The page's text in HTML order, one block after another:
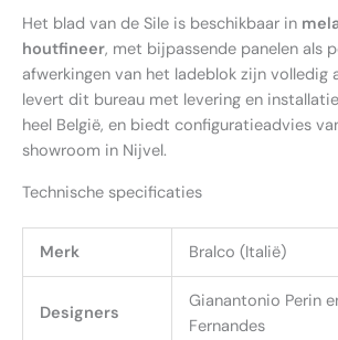
Het blad van de Sile is beschikbaar in
houtfineer, met bijpassende panelen als
afwerkingen van het ladeblok zijn volledig
levert dit bureau met levering en
heel België, en biedt configuratieadvies
showroom in Nijvel.
Technische specificaties
Merk Bralco (Italië)
Designers
Gianantonio Perin
Fernandes